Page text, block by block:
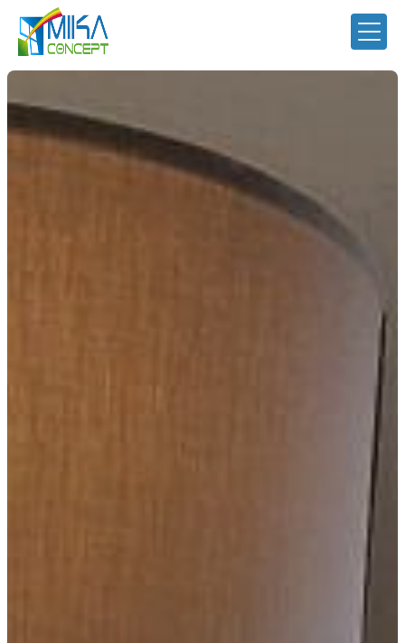
Panneau de gestion des cookies